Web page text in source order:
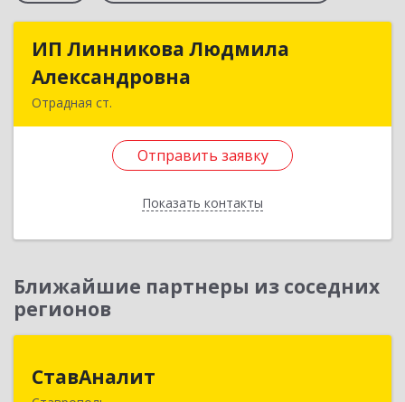
ИП Линникова Людмила
Александровна
Отрадная ст.
Отправить заявку
Показать контакты
ИП Линникова Людмила
н, Отрадная ст-ца, Курортная ул, дом № 39Б
Ближайшие партнеры из соседних
регионов
СтавАналит